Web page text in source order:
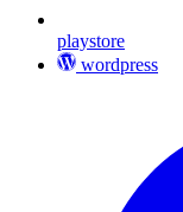
playstore
wordpress